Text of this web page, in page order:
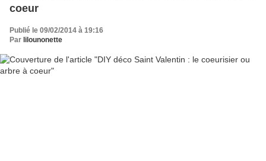
coeur
Publié le 09/02/2014 à 19:16
Par lilounonette